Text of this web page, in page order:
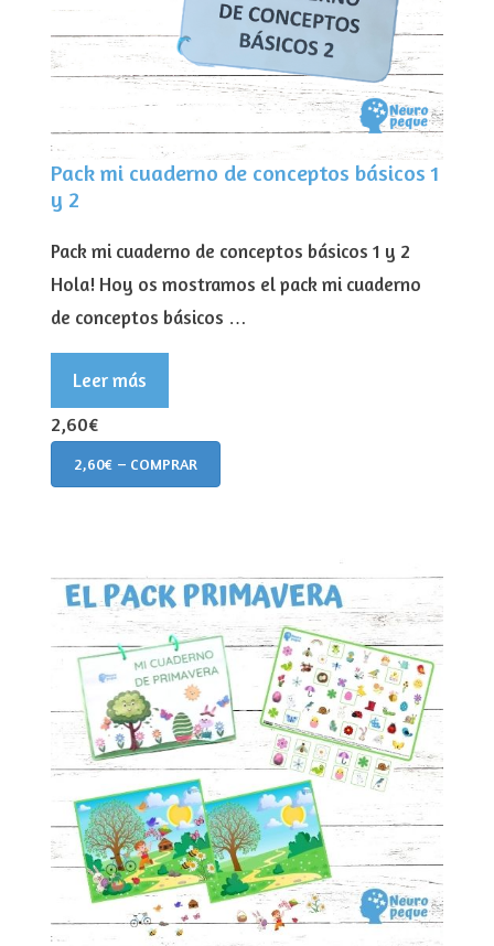
Pack mi cuaderno de conceptos básicos 1
y 2
Pack mi cuaderno de conceptos básicos 1 y 2
Hola! Hoy os mostramos el pack mi cuaderno
de conceptos básicos …
Leer más
2,60€
2,60€ – COMPRAR